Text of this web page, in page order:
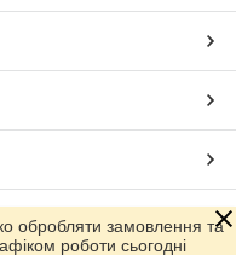
Prom.ua
обробляти замовлення та
роботи сьогодні